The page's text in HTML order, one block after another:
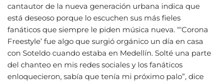
cantautor de la nueva generación urbana indica que
está deseoso porque lo escuchen sus más fieles
fanáticos que siempre le piden música nueva. “‘Corona
Freestyle’ fue algo que surgió orgánico un día en casa
con Soteldo cuando estaba en Medellín. Solté una parte
del chanteo en mis redes sociales y los fanáticos
enloquecieron, sabía que tenía mi próximo palo”, dice